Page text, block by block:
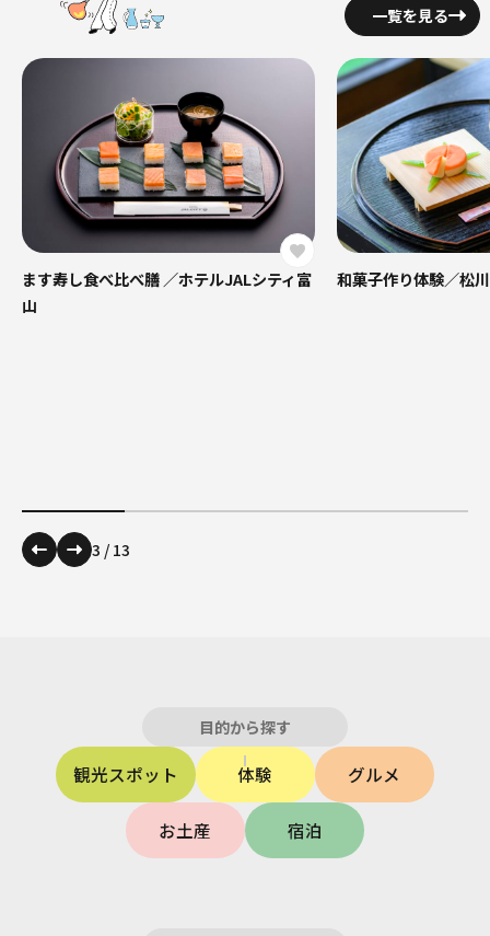
一覧を見る
ます寿し食べ比べ膳 ／ホテルJALシティ富
山
和菓子作り体験／松
3 / 13
目的から探す
観光スポット 体験 グルメ
お土産 宿泊